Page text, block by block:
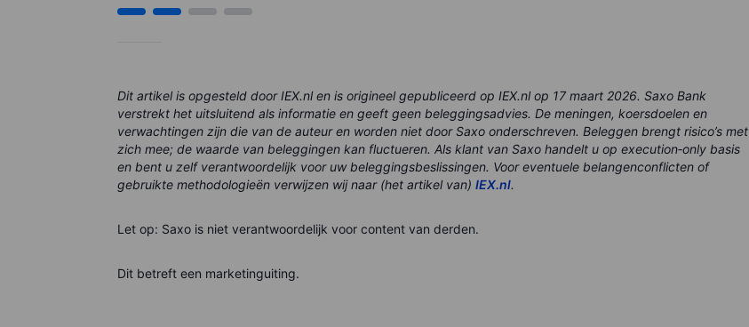
Dit artikel is opgesteld door IEX.nl en is origineel gepubliceerd op IEX.nl op 17 maart 2026. Saxo Bank
verstrekt het uitsluitend als informatie en geeft geen beleggingsadvies. De meningen, koersdoelen en
verwachtingen zijn die van de auteur en worden niet door Saxo onderschreven. Beleggen brengt risico’s met
zich mee; de waarde van beleggingen kan fluctueren. Als klant van Saxo handelt u op execution‑only basis
en bent u zelf verantwoordelijk voor uw beleggingsbeslissingen. Voor eventuele belangenconflicten of
gebruikte methodologieën verwijzen wij naar (het artikel van) IEX.nl.
Let op: Saxo is niet verantwoordelijk voor content van derden.
Dit betreft een marketinguiting.